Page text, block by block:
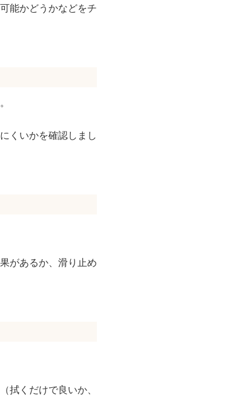
能かどうかなどをチ
くいかを確認しまし
があるか、滑り止め
くだけで良いか、